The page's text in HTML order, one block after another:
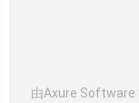
由Axure Software